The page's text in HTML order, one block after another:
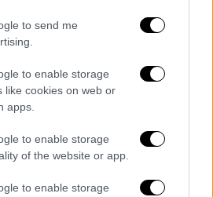
to send me
to enable storage
like cookies on web or
apps.
to enable storage
of the website or app.
to enable storage
Κυριακής σε όλες
άμεσα με δική σας ευθύνη. Το